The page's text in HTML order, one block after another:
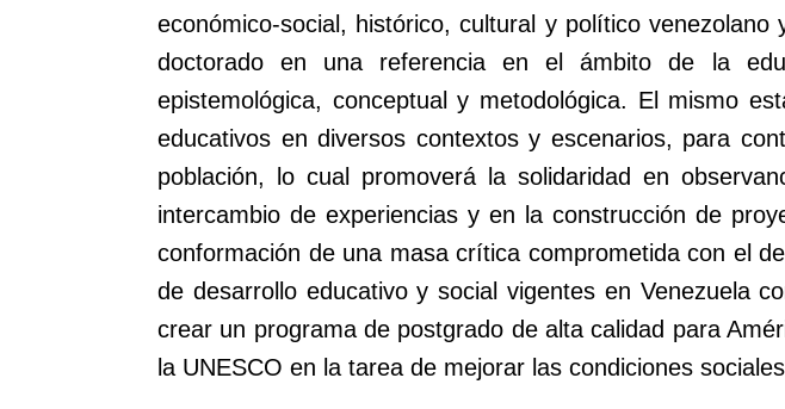
económico-social, histórico, cultural y político
doctorado en una referencia en el ámbito de la
epistemológica, conceptual y metodológica. El mismo
educativos en diversos contextos y escenarios, para
población, lo cual promoverá la solidaridad en
intercambio de experiencias y en la construcción de
conformación de una masa crítica comprometida con el
de desarrollo educativo y social vigentes en Venezuela
crear un programa de postgrado de alta calidad para
la UNESCO en la tarea de mejorar las condiciones